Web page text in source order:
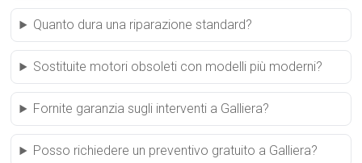
Quanto dura una riparazione standard?
Sostituite motori obsoleti con modelli più moderni?
Fornite garanzia sugli interventi a Galliera?
Posso richiedere un preventivo gratuito a Galliera?